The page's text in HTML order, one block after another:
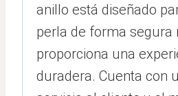
anillo está diseñado
perla de forma segura
proporciona una
duradera. Cuenta con